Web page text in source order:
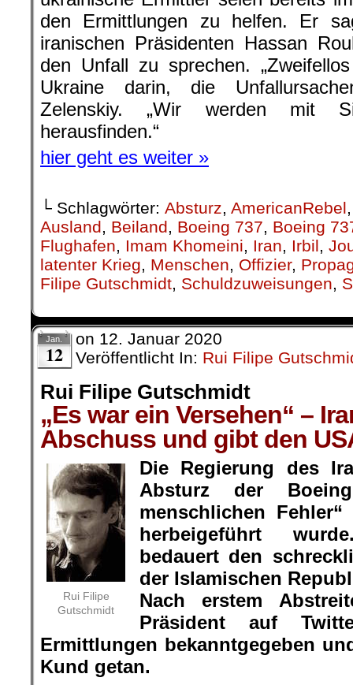
den Ermittlungen zu helfen. Er
iranischen Präsidenten Hassan
den Unfall zu sprechen.
Ukraine darin, die
Zelenskiy. „Wir werden mit
herausfinden.“
hier geht es weiter »
└ Schlagwörter: Absturz, AmericanRebel
Ausland, Beiland, Boeing 737, Boeing
Flughafen, Imam Khomeini, Iran, Irbil,
latenter Krieg, Menschen, Offizier,
Filipe Gutschmidt, Schuldzuweisungen,
Jan.
12
on 12. Januar 2020
Veröffentlicht In: Rui Filipe
Rui Filipe Gutschmidt
„Es war ein Versehen“ –
Abschuss und gibt den
Rui Filipe
Gutschmidt
Die Regierung des
Absturz der
menschlichen
herbeigeführt
bedauert den
der Islamischen
Nach erstem
Präsident auf
Ermittlungen bekanntgegeben
Kund getan.